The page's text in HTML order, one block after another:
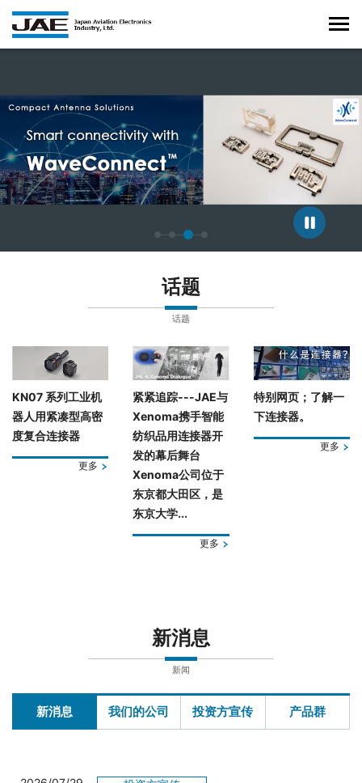
话题
话题
KN07 系列工业机
器人用紧凑型高密
度复合连接器
更多
紧紧追踪---JAE与
Xenoma携手智能
纺织品用连接器开
发的幕后舞台
Xenoma公司位于
东京都大田区，是
东京大学...
更多
特别网页；了解一
下连接器。
更多
新消息
新闻
新消息 我们的公司 投资方宣传 产品群